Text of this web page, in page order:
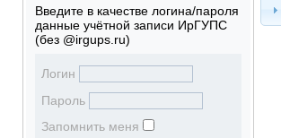
Введите в качестве логина/пароля
данные учётной записи ИрГУПС
(без @irgups.ru)
Логин
Пароль
Запомнить меня